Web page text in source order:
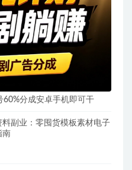
分成安卓手机即可干
料副业：零囤货模板素材电子
南